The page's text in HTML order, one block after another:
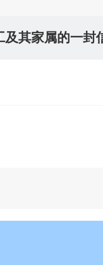
及其家属的一封